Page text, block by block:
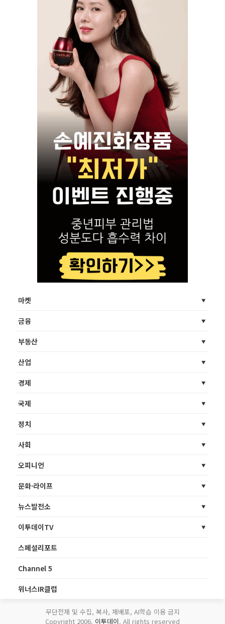
마켓
금융
부동산
산업
경제
국제
정치
사회
오피니언
문화·라이프
뉴스발전소
이투데이TV
스페셜리포트
Channel 5
위너스IR클럽
무단전재 및 수집, 복사, 재배포, AI학습 이용 금지
Copyright 2006. 이투데이. All rights reserved